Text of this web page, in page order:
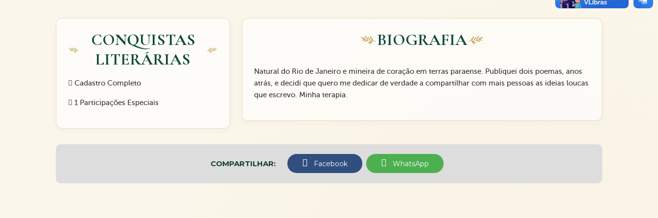
CONQUISTAS
LITERÁRIAS
Cadastro Completo
1 Participações Especiais
BIOGRAFIA
Natural do Rio de Janeiro e mineira de coração em terras paraense. Publiquei dois poemas, anos
atrás, e decidi que quero me dedicar de verdade a compartilhar com mais pessoas as ideias loucas
que escrevo. Minha terapia.
COMPARTILHAR: Facebook WhatsApp